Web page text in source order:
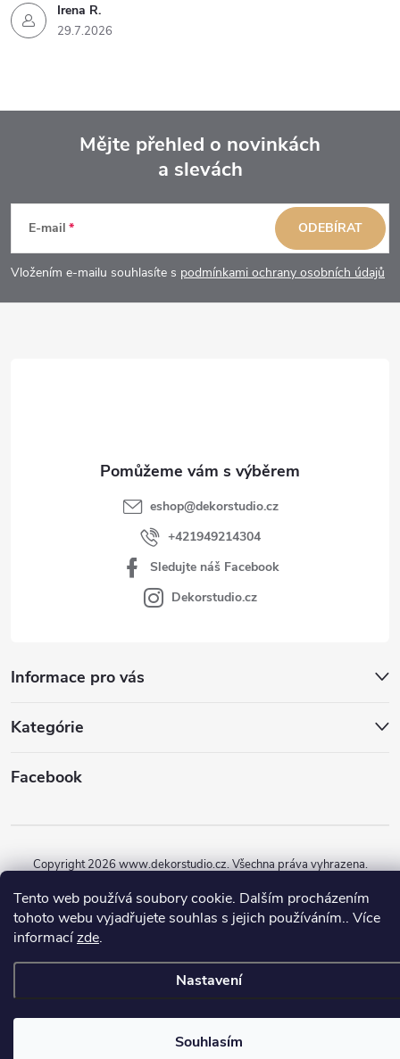
Tento web používá soubory cookie. Dalším procházením
tohoto webu vyjadřujete souhlas s jejich používáním.. Více
informacízde.
Nastavení
Souhlasím
Irena R.
29.7.2026
p
a
Mějte přehled o novinkách
a slevách
E-mail
Vložením e-mailu souhlasíte s podmínkami ochrany osobních údajů
ODEBÍRAT
Informace pro vás
Kategórie
Facebook
eshop@dekorstudio.cz
+421949214304
Sledujte náš Facebook
Dekorstudio.cz
Vytvořil Shoptet
Copyright 2026www.dekorstudio.cz. Všechna práva vyhrazena.